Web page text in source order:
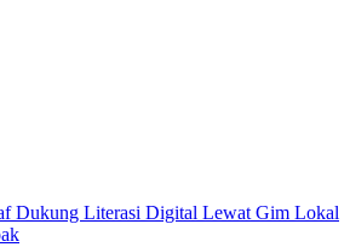
Dukung Literasi Digital Lewat Gim Lokal